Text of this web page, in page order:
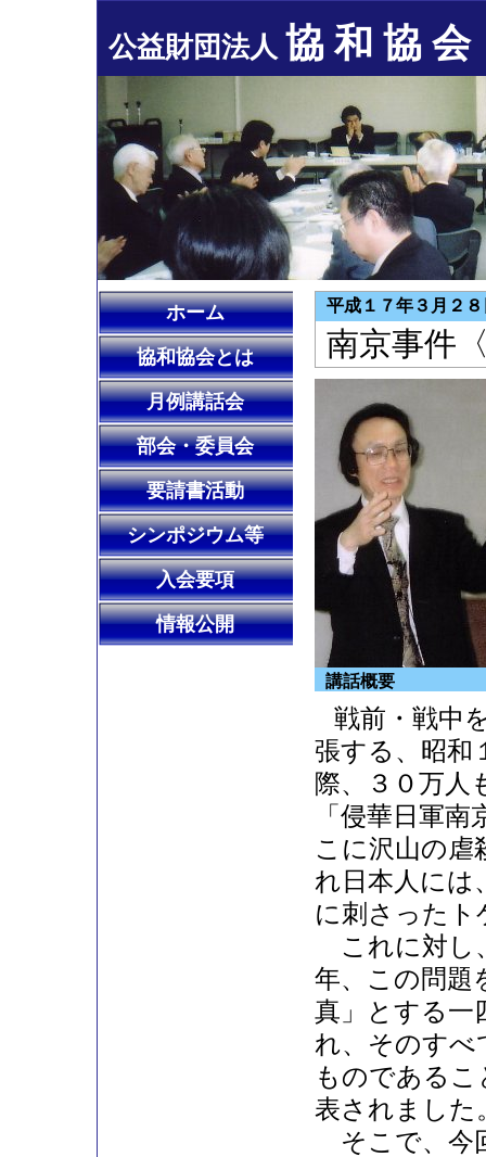
公益財団法人 協 和 協 会
ホーム
協和協会とは
月例講話会
部会・委員会
要請書活動
シンポジウム等
入会要項
情報公開
平成１７年３月２
南京事件
講話概要
戦前・戦中
張する、昭和
際、３０万人
「侵華日軍
こに沢山の虐
れ日本人には
に刺さった
これに対し
年、この問題
真」とする一
れ、そのすべ
ものである
表されました
そこで、今